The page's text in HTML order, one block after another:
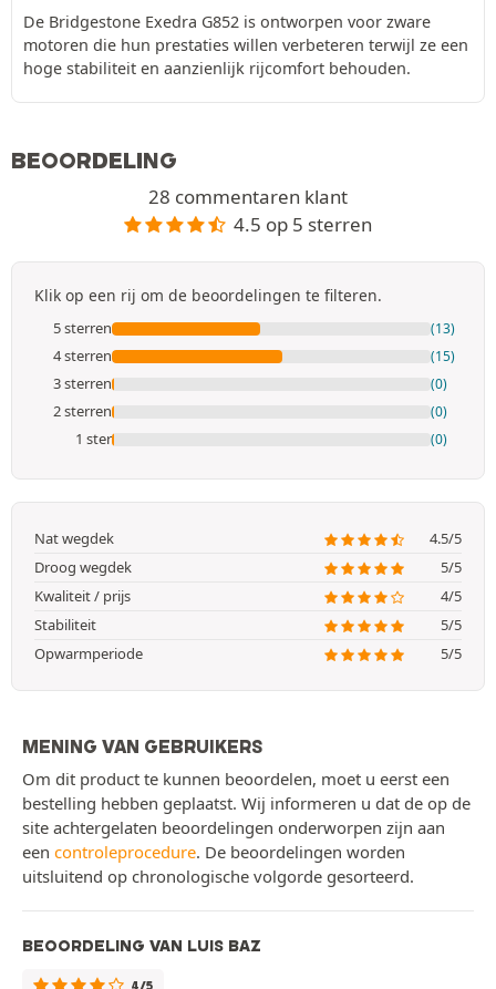
De Bridgestone Exedra G852 is ontworpen voor zware
motoren die hun prestaties willen verbeteren terwijl ze een
hoge stabiliteit en aanzienlijk rijcomfort behouden.
BEOORDELING
28 commentaren klant
4.5 op 5 sterren
Klik op een rij om de beoordelingen te filteren.
5 sterren (13)
4 sterren (15)
3 sterren (0)
2 sterren (0)
1 ster (0)
Nat wegdek
4.5/5
Droog wegdek
5/5
Kwaliteit / prijs
4/5
Stabiliteit
5/5
Opwarmperiode
5/5
MENING VAN GEBRUIKERS
Om dit product te kunnen beoordelen, moet u eerst een
bestelling hebben geplaatst. Wij informeren u dat de op de
site achtergelaten beoordelingen onderworpen zijn aan
een controleprocedure. De beoordelingen worden
uitsluitend op chronologische volgorde gesorteerd.
BEOORDELING VAN LUIS BAZ